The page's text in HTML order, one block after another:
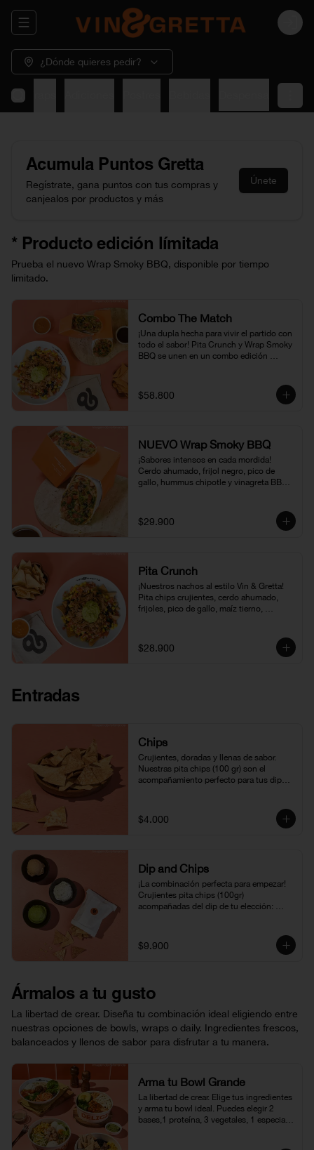
Abrir menu de navegación Login
¿Dónde quieres pedir?
Wraps
Acumula Puntos Gretta
Regístrate, gana puntos con tus compras y
canjealos por productos y más
Únete
* Producto edición límitada
Prueba el nuevo Wrap Smoky BBQ, disponible por tiempo
limitado.
Combo The Match
¡Una dupla hecha para vivir el partido con
todo el sabor! Pita Crunch y Wrap Smoky
BBQ se unen en un combo edición
ingredientes e que lo hace irresistible.
Disponible por tiempo limitado.
$58.800
NUEVO Wrap Smoky BBQ
¡Sabores intensos en cada mordida!
Cerdo ahumado, frijol negro, pico de
gallo, hummus chipotle y vinagreta BBQ,
carácter, disponible por tiempo limitado
$29.900
Pita Crunch
¡Nuestros nachos al estilo Vin & Gretta!
Pita chips crujientes, cerdo ahumado,
frijoles, pico de gallo, maíz tierno,
el equilibrio perfecto entre lo fresco y lo
indulgente.
$28.900
Entradas
Chips
Crujientes, doradas y llenas de sabor.
Nuestras pita chips (100 gr) son el
acompañamiento perfecto para tus dips o
$4.000
Dip and Chips
¡La combinación perfecta para empezar!
Crujientes pita chips (100gr)
acompañadas del dip de tu elección:
encantará.
$9.900
Ármalos a tu gusto
La libertad de crear. Diseña tu combinación ideal eligiendo entre
nuestras opciones de bowls, wraps o daily. Ingredientes frescos,
balanceados y llenos de sabor para disfrutar a tu manera.
Arma tu Bowl Grande
La libertad de crear. Elige tus ingredientes
y arma tu bowl ideal. Puedes elegir 2
bases,1 proteína, 3 vegetales, 1 especial,